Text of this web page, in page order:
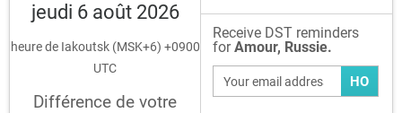
jeudi 6 août 2026
heure de Iakoutsk (MSK+6) +0900
UTC
Différence de votre
Receive DST reminders
forAmour, Russie.
HO